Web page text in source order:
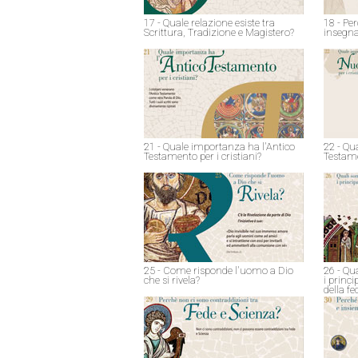
17 - Quale relazione esiste tra
Scrittura, Tradizione e Magistero?
18 -
21 - Quale importanza ha l'Antico
Testamento per i cristiani?
22 -
25 - Come risponde l'uomo a Dio
che si rivela?
26 -
i
della